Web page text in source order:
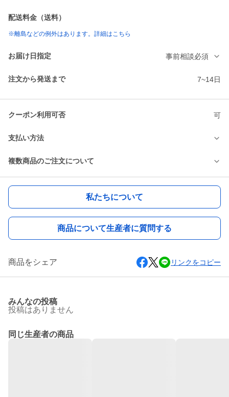
配送料金（送料）
※離島などの例外はあります。詳細はこちら
お届け日指定 事前相談必須
注文から発送まで 7~14日
クーポン利用可否 可
支払い方法
複数商品のご注文について
私たちについて
商品について生産者に質問する
商品をシェア リンクをコピー
みんなの投稿
投稿はありません
同じ生産者の商品